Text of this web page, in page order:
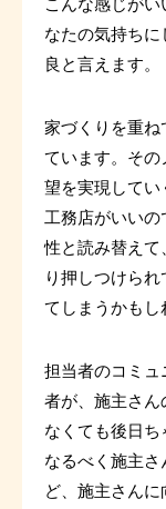
なたの気持ち
良と言えます。
家づくりを重ね
ています。そ
望を実現してい
工務店がいい
性と読み替え
り押しつけら
てしまうかもし
担当者のコミュ
者が、施主さん
なくても後日
なるべく施主
ど、施主さん